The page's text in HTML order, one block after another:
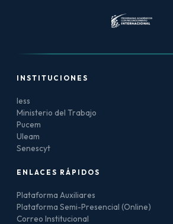
INSTITUCIONES
Iess
Ministerio del Trabajo
Pucem
Uleam
Senescyt
ENLACES RÁPIDOS
Plataforma Auxiliares
Plataforma Semi-Presencial (Online)
Correo Institucional